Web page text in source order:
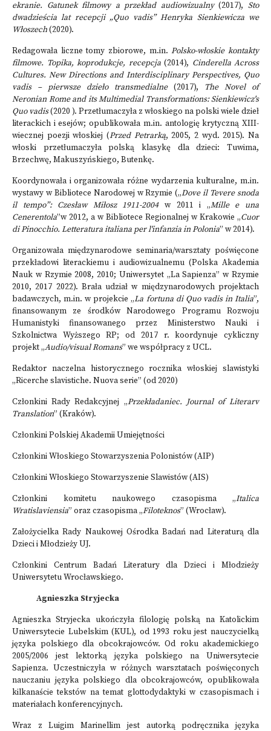
ekranie. Gatunek filmowy a przekład audiowizualny(2017),Sto
dwadzieścia lat recepcji „Quo vadis” Henryka Sienkiewicza we
Włoszech(2020).
Redagowała liczne tomy zbiorowe, m.in.Polsko-włoskie kontakty
filmowe. Topika, koprodukcje, recepcja(2014), Cinderella Across
Cultures. New Directions and Interdisciplinary Perspectives, Quo
vadis – pierwsze dzieło transmedialne(2017),
The Novel of
Neronian Rome and its Multimedial Transformations: Sienkiewicz's
Quo vadis(2020 ). Przetłumaczyła z włoskiego na polski wiele dzieł
literackich i esejów; opublikowała m.in. antologię krytyczną XIII-
wiecznej poezji włoskiej (Przed Petrarką, 2005, 2 wyd. 2015). Na
włoski przetłumaczyła polską klasykę dla dzieci: Tuwima,
Brzechwę, Makuszyńskiego, Butenkę.
Koordynowała i organizowała różne wydarzenia kulturalne, m.in.
wystawy w Bibliotece Narodowej w Rzymie („Dove il Tevere snoda
il tempo”: Czesław Miłosz 1911-2004w 2011 i „Mille e una
Cenerentola”w 2012, a w Bibliotece Regionalnej w Krakowie „Cuor
di Pinocchio. Letteratura italiana per l'infanzia in Polonia” w 2014).
Organizowała międzynarodowe seminaria/warsztaty poświęcone
przekładowi literackiemu i audiowizualnemu (Polska Akademia
Nauk w Rzymie 2008, 2010; Uniwersytet „La Sapienza” w Rzymie
2010, 2017 2022). Brała udział w międzynarodowych projektach
badawczych, m.in. w projekcie „La fortuna di Quo vadis in Italia”,
finansowanym ze środków Narodowego Programu Rozwoju
Humanistyki finansowanego przez Ministerstwo Nauki i
Szkolnictwa Wyższego RP; od 2017 r. koordynuje cykliczny
projekt „Audio/visual Romans” we współpracy z UCL.
Redaktor naczelna historycznego rocznika włoskiej slawistyki
„Ricerche slavistiche. Nuova serie” (od 2020)
Członkini Rady Redakcyjnej „Przekładaniec. Journal of Literarv
Translation” (Kraków).
Członkini Polskiej Akademii Umiejętności
Członkini Włoskiego Stowarzyszenia Polonistów (AIP)
Członkini Włoskiego Stowarzyszenie Slawistów (AIS)
Członkini komitetu naukowego czasopisma „Italica
Wratislaviensia” oraz czasopisma „Filoteknos” (Wrocław).
Założycielka Rady Naukowej Ośrodka Badań nad Literaturą dla
Dzieci i Młodzieży UJ.
Członkini Centrum Badań Literatury dla Dzieci i Młodzieży
Uniwersytetu Wrocławskiego.
Agnieszka Stryjecka
Agnieszka Stryjecka ukończyła filologię polską na Katolickim
Uniwersytecie Lubelskim (KUL), od 1993 roku jest nauczycielką
języka polskiego dla obcokrajowców. Od roku akademickiego
2005/2006 jest lektorką języka polskiego na Uniwersytecie
Sapienza. Uczestniczyła w różnych warsztatach poświęconych
nauczaniu języka polskiego dla obcokrajowców, opublikowała
kilkanaście tekstów na temat glottodydaktyki w czasopismach i
materiałach konferencyjnych.
Wraz z Luigim Marinellim jest autorką podręcznika języka